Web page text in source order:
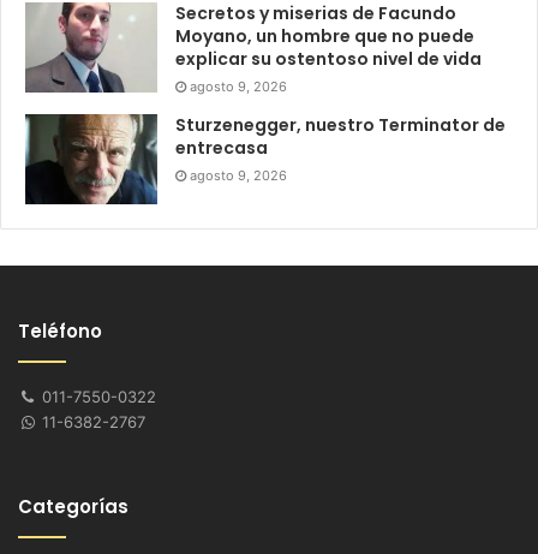
Secretos y miserias de Facundo
Moyano, un hombre que no puede
explicar su ostentoso nivel de vida
agosto 9, 2026
Sturzenegger, nuestro Terminator de
entrecasa
agosto 9, 2026
Teléfono
011-7550-0322
11-6382-2767
Categorías